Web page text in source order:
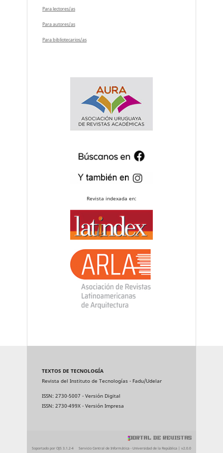
Para lectores/as
Para autores/as
Para bibliotecarios/as
Revista indexada en:
TEXTOS DE TECNOLOGÍA
Revista del Instituto de Tecnologías - Fadu/Udelar
ISSN: 2730-5007 - Versión Digital
ISSN: 2730-499X - Versión Impresa
Soportado por OJS 3.1.2-4 Servicio Central de Informática - Universidad de la República | v2.0.0